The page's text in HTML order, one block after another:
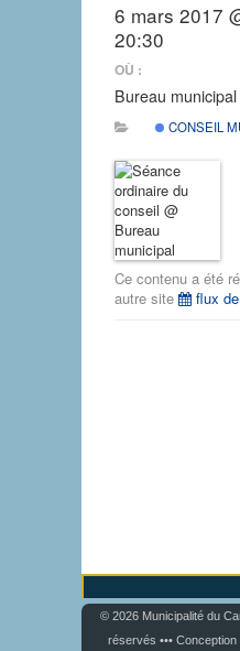
6 mars 2017
20:30
OÙ :
Bureau municipal
CONSEIL
Ce contenu a été
autre site
flux
© 2026 Municipalité du
réservés ••• Conception